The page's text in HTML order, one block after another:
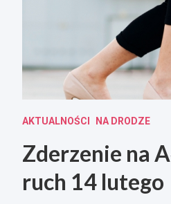
AKTUALNOŚCI NA DRODZE
Zderzenie na
ruch 14 lutego